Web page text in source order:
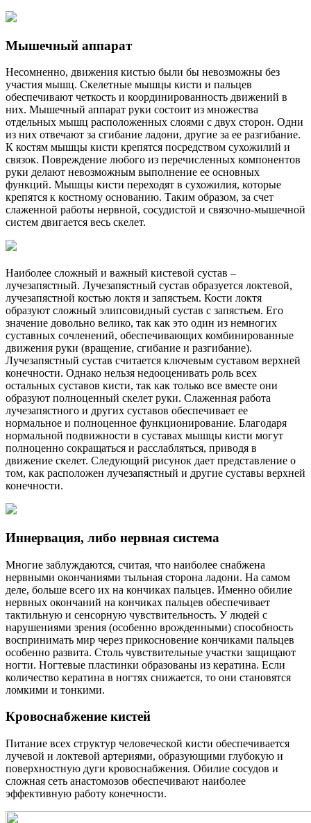
Мышечный аппарат
Несомненно, движения кистью были бы невозможны без
участия мышц. Скелетные мышцы кисти и пальцев
обеспечивают четкость и координированность движений в
них. Мышечный аппарат руки состоит из множества
отдельных мышц расположенных слоями с двух сторон. Одни
из них отвечают за сгибание ладони, другие за ее разгибание.
К костям мышцы кисти крепятся посредством сухожилий и
связок. Повреждение любого из перечисленных компонентов
руки делают невозможным выполнение ее основных
функций. Мышцы кисти переходят в сухожилия, которые
крепятся к костному основанию. Таким образом, за счет
слаженной работы нервной, сосудистой и связочно-мышечной
систем двигается весь скелет.
Наиболее сложный и важный кистевой сустав –
лучезапястный. Лучезапястный сустав образуется локтевой,
лучезапястной костью локтя и запястьем. Кости локтя
образуют сложный элипсовидный сустав с запястьем. Его
значение довольно велико, так как это один из немногих
суставных сочленений, обеспечивающих комбинированные
движения руки (вращение, сгибание и разгибание).
Лучезапястный сустав считается ключевым суставом верхней
конечности. Однако нельзя недооценивать роль всех
остальных суставов кисти, так как только все вместе они
образуют полноценный скелет руки. Слаженная работа
лучезапястного и других суставов обеспечивает ее
нормальное и полноценное функционирование. Благодаря
нормальной подвижности в суставах мышцы кисти могут
полноценно сокращаться и расслабляться, приводя в
движение скелет. Следующий рисунок дает представление о
том, как расположен лучезапястный и другие суставы верхней
конечности.
Иннервация, либо нервная система
Многие заблуждаются, считая, что наиболее снабжена
нервными окончаниями тыльная сторона ладони. На самом
деле, больше всего их на кончиках пальцев. Именно обилие
нервных окончаний на кончиках пальцев обеспечивает
тактильную и сенсорную чувствительность. У людей с
нарушениями зрения (особенно врожденными) способность
воспринимать мир через прикосновение кончиками пальцев
особенно развита. Столь чувствительные участки защищают
ногти. Ногтевые пластинки образованы из кератина. Если
количество кератина в ногтях снижается, то они становятся
ломкими и тонкими.
Кровоснабжение кистей
Питание всех структур человеческой кисти обеспечивается
лучевой и локтевой артериями, образующими глубокую и
поверхностную дуги кровоснабжения. Обилие сосудов и
сложная сеть анастомозов обеспечивают наиболее
эффективную работу конечности.